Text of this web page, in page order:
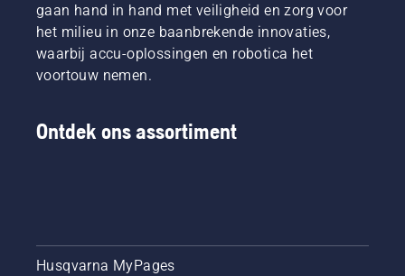
gaan hand in hand met veiligheid en zorg voor
het milieu in onze baanbrekende innovaties,
waarbij accu-oplossingen en robotica het
voortouw nemen.
Ontdek ons assortiment
Husqvarna MyPages